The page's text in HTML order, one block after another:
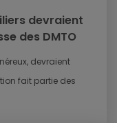
devraient
des DMTO
devraient
fait partie des